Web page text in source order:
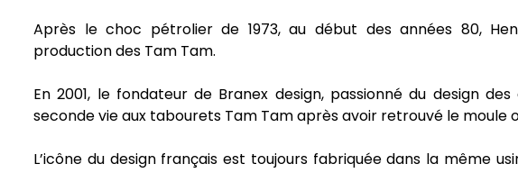
Après le choc pétrolier de 1973, au début des années 80,
production des Tam Tam.
En 2001, le fondateur de Branex design, passionné du design
seconde vie aux tabourets Tam Tam après avoir retrouvé le moule
L’icône du design français est toujours fabriquée dans la même